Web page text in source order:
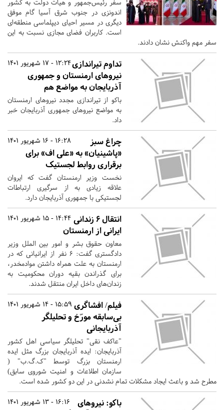
سفر رئیس‌جمهور و هیات دولت به کشور
اندونزی در جنوب شرق آسیا گام موفق
دیگری در مسیر احیای دیپلماسی منطقه‌ای
است. کاربران فضای مجازی نسبت به این
سفر مهم واکنش نشان دادند.
12:24 - 17 شهریور 1401تداوم تیراندازی
نیروهای ارمنستان و جمهوری
آذربایجان به مواضع هم
باکو از تیراندازی مجدد نیروهای ارمنستان
به مواضع نیروهای جمهوری آذربایجان خبر
داد.
16:28 - 16 شهریور 1401
چراغ سبز
«پاشینیان» به «علی اف» برای
برقراری روابط لجستیک
نخست وزیر ارمنستان گفت که ایروان
علاقه زیادی به از سرگیری ارتباطات
لجستیکی با جمهوری آذربایجان دارد.
14:44 - 15 شهریور 1401 انتقال ۶ زندانی
ایرانی از ارمنستان
معاون حقوق بشر و امور بین الملل وزیر
دادگستری گفت: ۶ نفر از ایرانیانی که در
ارمنستان به علت همراه داشتن موادمخدر،
برای گذراندن بقیه دوران محکومیت به
زندان‌های داخل ایران منتقل شدند.
15:59 - 14 شهریور 1401 فیلم/ افشاگری
بی‌سابقه مورّخ و تحلیلگر
آذربایجانی
"عاکف نقی" تحلیلگر سیاسی اهل کشور
آذربایجان: ایده آذربایجان بزرگ مثل ایده
ارمنستان بزرگ توسط "ک.گ.ب" (
سازمان اطلاعات و امنیت شوروی سابق)
مطرح شد و باعث ایجاد مشکلات تمام نشدنی در این دو کشور شده است.
16:16 - 13 شهریور 1401
باکو: نیروهای